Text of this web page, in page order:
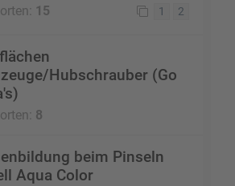
15 1 2
Hubschrauber (Go
8
beim Pinseln
Aqua Color